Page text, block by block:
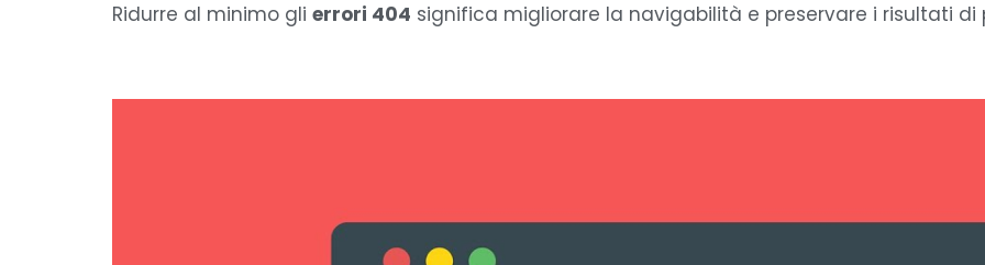
Ridurre al minimo gli errori 404 significa migliorare la navigabilità e preservare i risultati